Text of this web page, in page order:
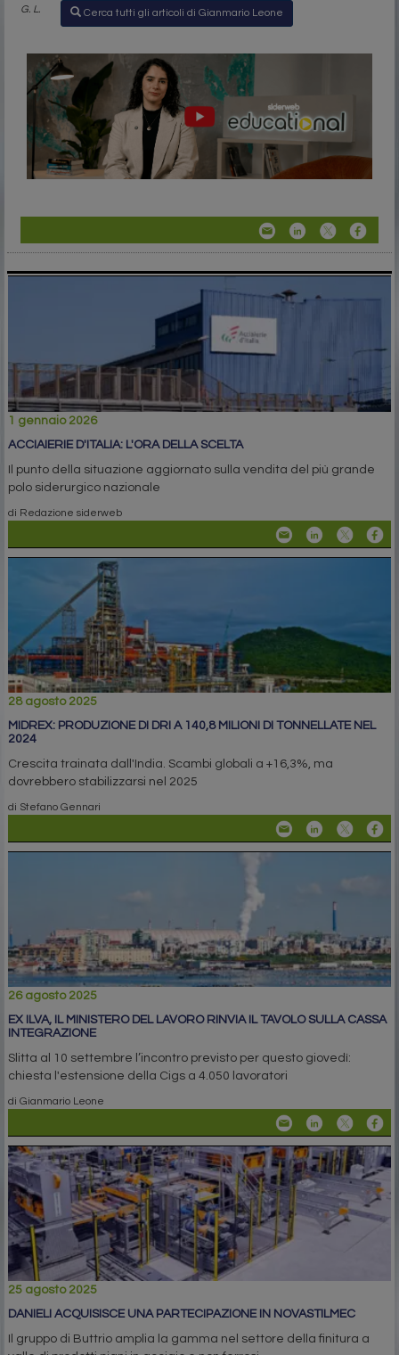
G. L. Cerca tutti gli articoli di Gianmario Leone
1 gennaio 2026
ACCIAIERIE D'ITALIA: L'ORA DELLA SCELTA
Il punto della situazione aggiornato sulla vendita del più grande
polo siderurgico nazionale
di Redazione siderweb
28 agosto 2025
MIDREX: PRODUZIONE DI DRI A 140,8 MILIONI DI TONNELLATE NEL
2024
Crescita trainata dall'India. Scambi globali a +16,3%, ma
dovrebbero stabilizzarsi nel 2025
di Stefano Gennari
26 agosto 2025
EX ILVA, IL MINISTERO DEL LAVORO RINVIA IL TAVOLO SULLA CASSA
INTEGRAZIONE
Slitta al 10 settembre l’incontro previsto per questo giovedì:
chiesta l'estensione della Cigs a 4.050 lavoratori
di Gianmario Leone
25 agosto 2025
DANIELI ACQUISISCE UNA PARTECIPAZIONE IN NOVASTILMEC
Il gruppo di Buttrio amplia la gamma nel settore della finitura a